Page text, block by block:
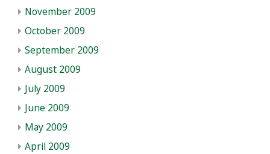
November 2009
October 2009
September 2009
August 2009
July 2009
June 2009
May 2009
April 2009